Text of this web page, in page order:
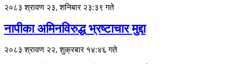
२०८३ श्रावण २३, शनिबार २३:३९ गते
नापीका अमिनविरुद्ध भ्रष्टाचार मुद्दा
२०८३ श्रावण २२, शुक्रबार १४:४६ गते